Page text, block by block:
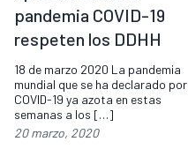
pandemia COVID-19
respeten los DDHH
18 de marzo 2020 La pandemia
mundial que se ha declarado por
COVID-19 ya azota en estas
semanas a los […]
20 marzo, 2020